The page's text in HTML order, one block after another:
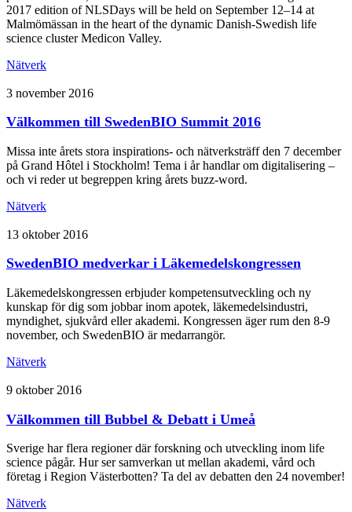
2017 edition of NLSDays will be held on September 12–14 at
Malmömässan in the heart of the dynamic Danish-Swedish life
science cluster Medicon Valley.
Nätverk
3 november 2016
Välkommen till SwedenBIO Summit 2016
Missa inte årets stora inspirations- och nätverksträff den 7 december
på Grand Hôtel i Stockholm! Tema i år handlar om digitalisering –
och vi reder ut begreppen kring årets buzz-word.
Nätverk
13 oktober 2016
SwedenBIO medverkar i Läkemedelskongressen
Läkemedelskongressen erbjuder kompetensutveckling och ny
kunskap för dig som jobbar inom apotek, läkemedelsindustri,
myndighet, sjukvård eller akademi. Kongressen äger rum den 8-9
november, och SwedenBIO är medarrangör.
Nätverk
9 oktober 2016
Välkommen till Bubbel & Debatt i Umeå
Sverige har flera regioner där forskning och utveckling inom life
science pågår. Hur ser samverkan ut mellan akademi, vård och
företag i Region Västerbotten? Ta del av debatten den 24 november!
Nätverk